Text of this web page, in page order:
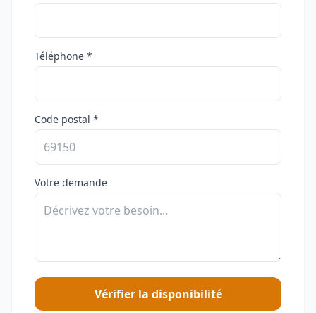
Téléphone *
Code postal *
Votre demande
Vérifier la disponibilité